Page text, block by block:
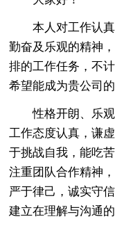
本人对工作认真
勤奋及乐观的精神
排的工作任务，不
希望能成为贵公司
性格开朗、乐观
工作态度认真，谦
于挑战自我，能吃
注重团队合作精神
严于律己，诚实守
建立在理解与沟通的